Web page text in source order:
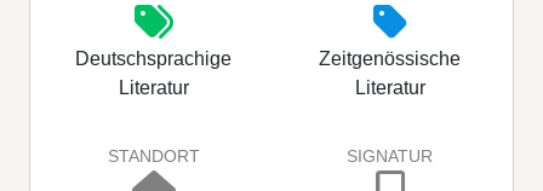
Deutschsprachige
Literatur
Zeitgenössische
Literatur
STANDORT SIGNATUR